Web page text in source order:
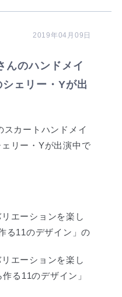
2019年04月09日
んのハンドメイ
ェリー・Yが出
スカートハンドメイ
リー・Yが出演中で
リエーションを楽し
る11のデザイン」の
リエーションを楽し
る11のデザイン」